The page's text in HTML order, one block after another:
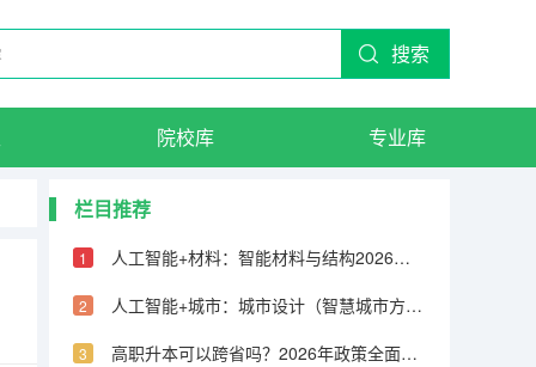
搜索
院校库 专业库
栏目推荐
人工智能+材料：智能材料与结构2026年航天刚需
人工智能+城市：城市设计（智慧城市方向）2026新贵
高职升本可以跨省吗？2026年政策全面收紧